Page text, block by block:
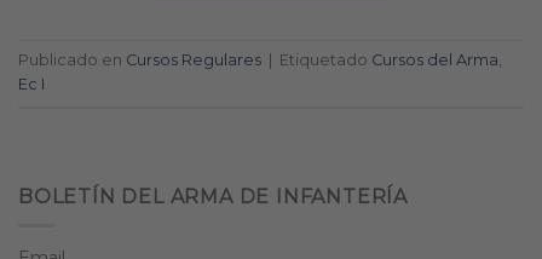
Publicado en Cursos Regulares Etiquetado Cursos del Arma,
Ec I
BOLETÍN DEL ARMA DE INFANTERÍA